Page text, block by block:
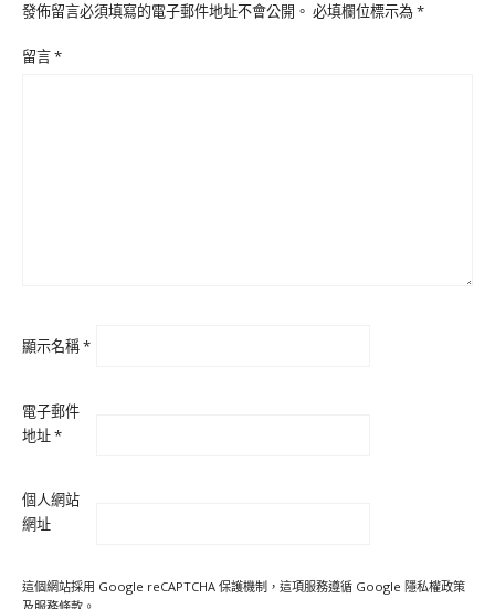
發佈留言必須填寫的電子郵件地址不會公開。 必填欄位標示為*
留言*
顯示名稱*
電子郵件
地址*
個人網站
網址
這個網站採用 Google reCAPTCHA 保護機制，這項服務遵循 Google 隱私權政策